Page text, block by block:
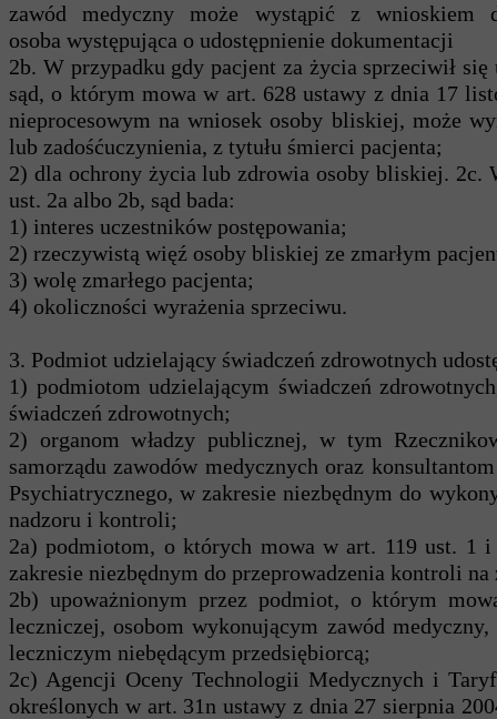
zawód medyczny może wystąpić z wnioskiem
osoba występująca o udostępnienie
2b. W przypadku gdy pacjent za życia sprzeciwił
sąd, o którym mowa w art. 628 ustawy z dnia 17
nieprocesowym na wniosek osoby bliskiej, może
lub zadośćuczynienia, z tytułu śmierci pacjenta;
2) dla ochrony życia lub zdrowia osoby bliskiej. 2c.
ust. 2a albo 2b, sąd bada:
1) interes uczestników postępowania;
2) rzeczywistą więź osoby bliskiej ze zmarłym
3) wolę zmarłego pacjenta;
4) okoliczności wyrażenia sprzeciwu.
3. Podmiot udzielający świadczeń zdrowotnych
1) podmiotom udzielającym świadczeń
świadczeń zdrowotnych;
2) organom władzy publicznej, w tym
samorządu zawodów medycznych oraz
Psychiatrycznego, w zakresie niezbędnym do
nadzoru i kontroli;
2a) podmiotom, o których mowa w art. 119 ust. 1
zakresie niezbędnym do przeprowadzenia kontroli
2b) upoważnionym przez podmiot, o którym
leczniczej, osobom wykonującym zawód
leczniczym niebędącym przedsiębiorcą;
2c) Agencji Oceny Technologii Medycznych i
określonych w art. 31n ustawy z dnia 27 sierpnia